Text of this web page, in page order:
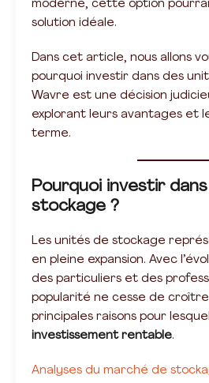
moderne, cette option
solution idéale.
Dans cet article, nous allons
pourquoi investir dans des
Wavre est une décision
explorant leurs avantages et
terme.
Pourquoi investir
stockage ?
Les unités de stockage
en pleine expansion. Avec
des particuliers et des
popularité ne cesse de
principales raisons pour
investissement rentable.
Analyses du marché de